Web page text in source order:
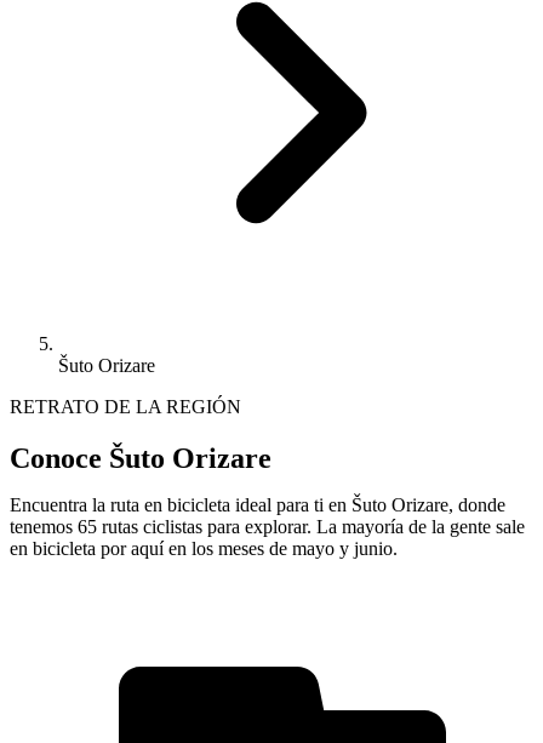
Šuto Orizare
RETRATO DE LA REGIÓN
Conoce Šuto Orizare
Encuentra la ruta en bicicleta ideal para ti en Šuto Orizare, donde
tenemos 65 rutas ciclistas para explorar. La mayoría de la gente sale
en bicicleta por aquí en los meses de mayo y junio.